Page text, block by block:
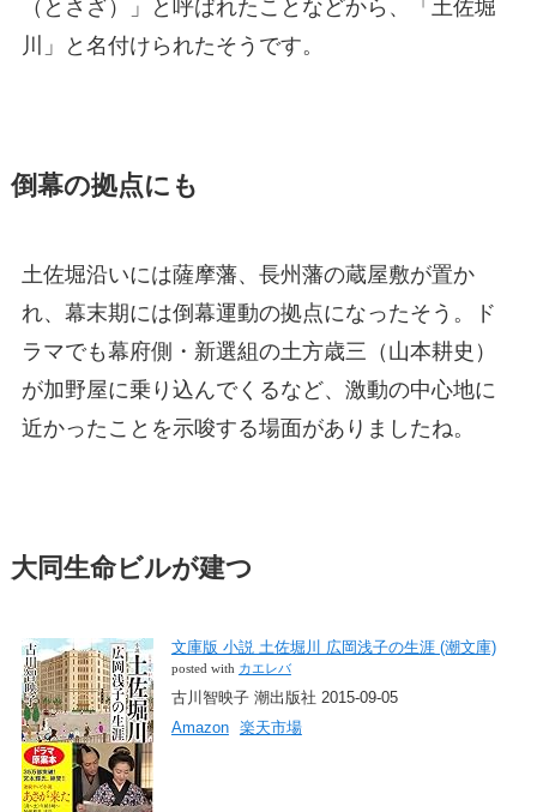
（とさざ）」と呼ばれたことなどから、「土佐堀
川」と名付けられたそうです。
倒幕の拠点にも
土佐堀沿いには薩摩藩、長州藩の蔵屋敷が置か
れ、幕末期には倒幕運動の拠点になったそう。ド
ラマでも幕府側・新選組の土方歳三（山本耕史）
が加野屋に乗り込んでくるなど、激動の中心地に
近かったことを示唆する場面がありましたね。
大同生命ビルが建つ
文庫版 小説 土佐堀川 広岡浅子の生涯 (潮文庫)
posted with カエレバ
古川智映子 潮出版社 2015-09-05
Amazon
楽天市場